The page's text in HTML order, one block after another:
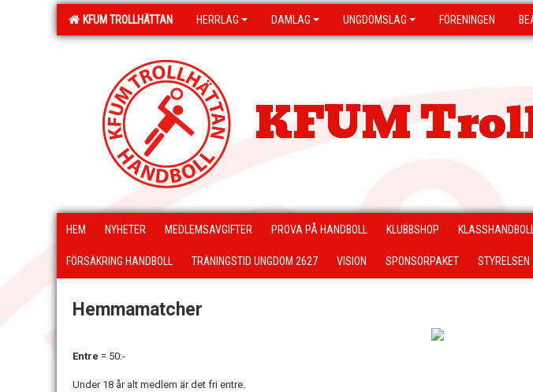
KFUM TROLLHÄTTAN HERRLAG DAMLAG UNGDOMSLAG FÖRENINGEN
KFUM
HEM NYHETER MEDLEMSAVGIFTER PROVA PÅ HANDBOLL KLUBBSHOP KLASSHANDBOLL
FÖRSÄKRING HANDBOLL TRÄNINGSTID UNGDOM 2627 VISION SPONSORPAKET STYRELSEN
Hemmamatcher
Entre = 50:-
Under 18 år alt medlem är det fri entre.